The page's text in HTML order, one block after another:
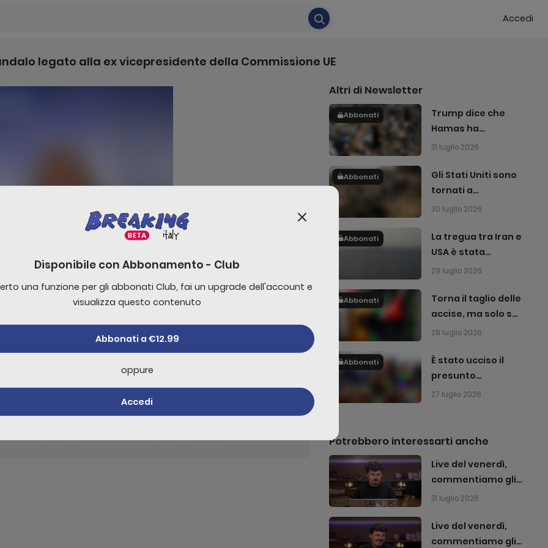
Accedi
legato alla ex vicepresidente della Commissione UE
cursus platea maecenas primis lobortis eu eleifend sed amet
fusce neque ullamcorper maximus bibendum ornare efficitur
un commento è necessario effettuare
Accedi
Altri di Newsletter
Abbonati
Trump dice che
Hamas ha
accettato di
31 luglio 2026
Abbonati
Gli Stati Uniti sono
tornati a
bombardare l'Iran
30 luglio 2026
Abbonati
La tregua tra Iran e
USA è stata
interrotta
29 luglio 2026
Abbonati
Torna il taglio delle
accise, ma solo sul
gasolio
28 luglio 2026
Abbonati
È stato ucciso il
presunto
attentatore del
27 luglio 2026
Potrebbero interessarti anche
Live del venerdì,
commentiamo gli
avvenimenti della
31 luglio 2026
Live del venerdì,
commentiamo gli
Disponibile con Abbonamento - Club
una funzione per gli abbonati Club, fai un upgrade dell'account e
visualizza questo contenuto
Abbonati a €12.99
oppure
Accedi